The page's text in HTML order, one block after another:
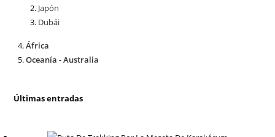
Japón
Dubái
África
Oceanía - Australia
Últimas entradas